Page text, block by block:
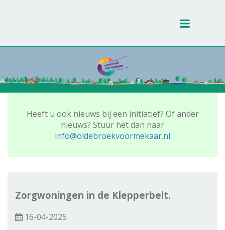
Toggle
Heeft u ook nieuws bij een initiatief? Of ander
nieuws? Stuur het dan naar
info@oldebroekvoormekaar.nl
Zorgwoningen in de Klepperbelt.
16-04-2025